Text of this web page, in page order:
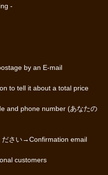
-
by an E-mail
to tell it about a total price
and phone number (あなたの
ださい→Confirmation email
customers